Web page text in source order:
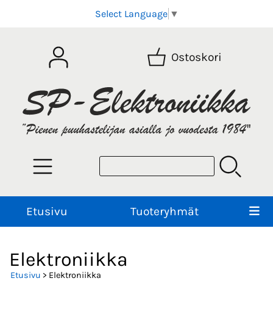
Select Language ▼
Ostoskori
Etusivu Tuoteryhmät
Elektroniikka
Etusivu > Elektroniikka